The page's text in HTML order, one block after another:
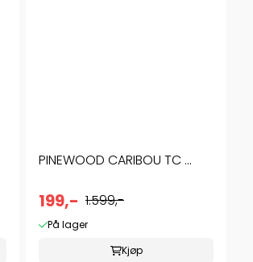
PINEWOOD CARIBOU TC ...
199,- 1.599,-
På lager
Kjøp